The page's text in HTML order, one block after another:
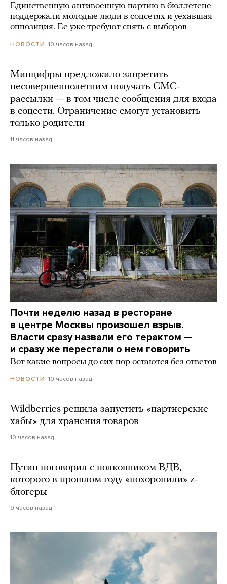
Единственную антивоенную партию в бюллетене
поддержали молодые люди в соцсетях и уехавшая
оппозиция. Ее уже требуют снять с выборов
НОВОСТИ 10 часов назад
Минцифры предложило запретить
несовершеннолетним получать СМС-
рассылки — в том числе сообщения для входа
в соцсети. Ограничение смогут установить
только родители
11 часов назад
Почти неделю назад в ресторане
в центре Москвы произошел взрыв.
Власти сразу назвали его терактом —
и сразу же перестали о нем говорить
Вот какие вопросы до сих пор остаются без ответов
НОВОСТИ 10 часов назад
Wildberries решила запустить «партнерские
хабы» для хранения товаров
10 часов назад
Путин поговорил с полковником ВДВ,
которого в прошлом году «похоронили» z-
блогеры
9 часов назад